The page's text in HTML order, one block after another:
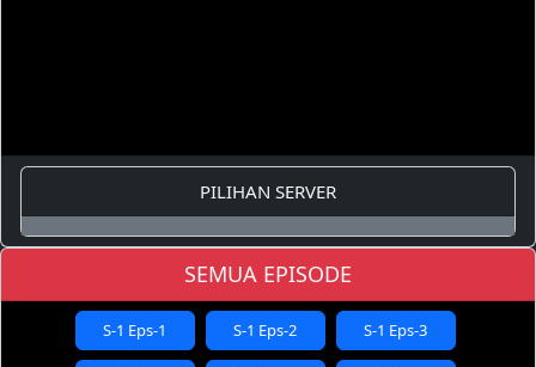
PILIHAN SERVER
SEMUA EPISODE
S-1 Eps-1 S-1 Eps-2 S-1 Eps-3